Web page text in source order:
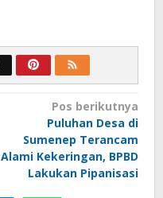
Pos berikutnya
Puluhan Desa di
Sumenep Terancam
Alami Kekeringan, BPBD
Lakukan Pipanisasi